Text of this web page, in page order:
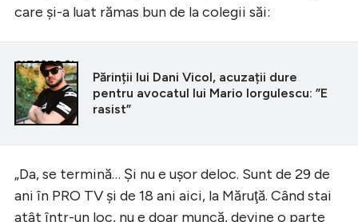
care și-a luat rămas bun de la colegii săi:
CITEȘTE ȘI
Părinții lui Dani Vicol, acuzații dure
pentru avocatul lui Mario Iorgulescu: ”E
rasist”
„Da, se termină… Şi nu e uşor deloc. Sunt de 29 de
ani în PRO TV şi de 18 ani aici, la Măruţă. Când stai
atât într-un loc, nu e doar muncă, devine o parte